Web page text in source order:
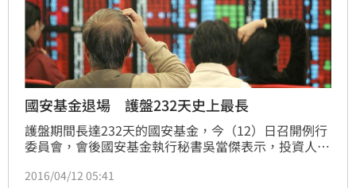
國安基金退場 護盤232天史上最長
護盤期間長達232天的國安基金，今（12）日召開例行
委員會，會後國安基金執行秘書吳當傑表示，投資人對
議，國安基金即日起終止授權。
2016/04/12 05:41